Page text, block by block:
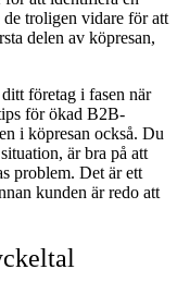
troligen vidare för att
delen av köpresan,
företag i fasen när
för ökad B2B-
i köpresan också. Du
är bra på att
problem. Det är ett
kunden är redo att